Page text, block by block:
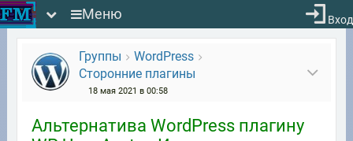
Группы
WordPress
Сторонние плагины
18 мая 2021 в 00:58
Альтернатива WordPress плагину
Меню Вход